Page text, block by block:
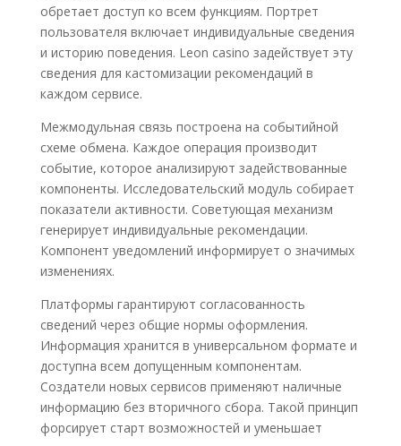
обретает доступ ко всем функциям. Портрет
пользователя включает индивидуальные сведения
и историю поведения. Leon casino задействует эту
сведения для кастомизации рекомендаций в
каждом сервисе.
Межмодульная связь построена на событийной
схеме обмена. Каждое операция производит
событие, которое анализируют задействованные
компоненты. Исследовательский модуль собирает
показатели активности. Советующая механизм
генерирует индивидуальные рекомендации.
Компонент уведомлений информирует о значимых
изменениях.
Платформы гарантируют согласованность
сведений через общие нормы оформления.
Информация хранится в универсальном формате и
доступна всем допущенным компонентам.
Создатели новых сервисов применяют наличные
информацию без вторичного сбора. Такой принцип
форсирует старт возможностей и уменьшает